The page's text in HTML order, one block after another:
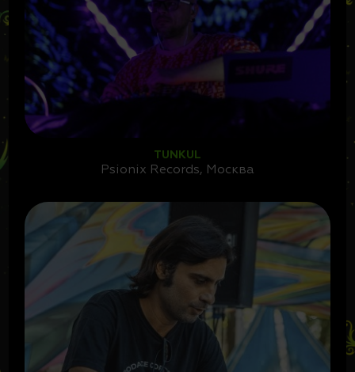
TUNKUL
Psionix Records, Москва